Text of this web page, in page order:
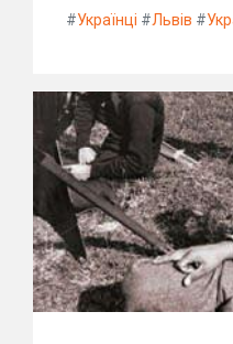
#Українці #Львів #